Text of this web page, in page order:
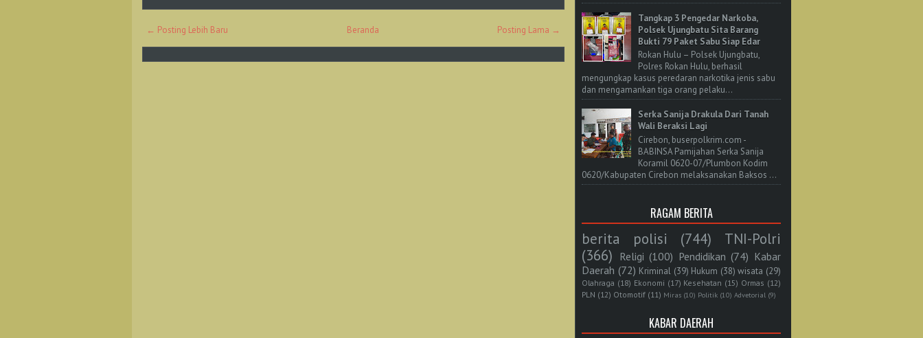
← Posting Lebih Baru Posting Lama →
Beranda
Tangkap 3 Pengedar Narkoba,
Polsek Ujungbatu Sita Barang
Bukti 79 Paket Sabu Siap Edar
Rokan Hulu – Polsek Ujungbatu,
Polres Rokan Hulu, berhasil
mengungkap kasus peredaran narkotika jenis sabu
dan mengamankan tiga orang pelaku...
Serka Sanija Drakula Dari Tanah
Wali Beraksi Lagi
Cirebon, buserpolkrim.com -
BABINSA Pamijahan Serka Sanija
Koramil 0620-07/Plumbon Kodim
0620/Kabupaten Cirebon melaksanakan Baksos ...
RAGAM BERITA
berita polisi (744)
TNI-Polri
(366) Religi (100) Pendidikan (74) Kabar
Daerah (72) Kriminal (39) Hukum (38) wisata (29)
Olahraga (18) Ekonomi (17) Kesehatan (15) Ormas (12)
PLN (12) Otomotif (11) Miras (10) Politik (10) Advetorial (9)
KABAR DAERAH